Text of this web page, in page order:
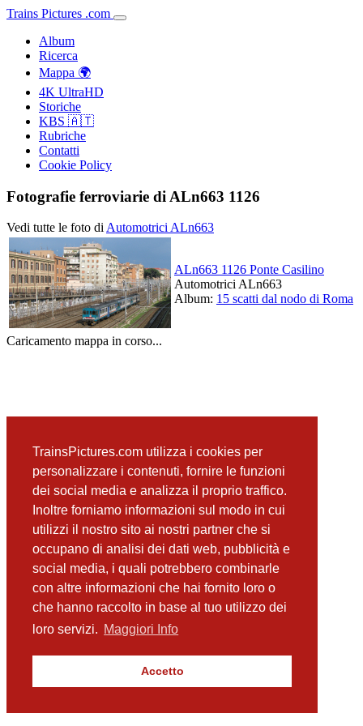
TrainsPictures.com utilizza i cookies per
personalizzare i contenuti, fornire le funzioni
dei social media e analizza il proprio traffico.
Inoltre forniamo informazioni sul modo in cui
utilizzi il nostro sito ai nostri partner che si
occupano di analisi dei dati web, pubblicità e
social media, i quali potrebbero combinarle
con altre informazioni che hai fornito loro o
che hanno raccolto in base al tuo utilizzo dei
loro servizi. Maggiori Info
Accetto
Trains Pictures .com
Album
Ricerca
Mappa 🌍
4K UltraHD
Storiche
KBS 🇦🇹
Rubriche
Contatti
Cookie Policy
Fotografie ferroviarie di ALn663 1126
Vedi tutte le foto diAutomotrici ALn663
ALn663 1126 Ponte Casilino
Automotrici ALn663
Album: 15 scatti dal nodo di Roma
Caricamento mappa in corso...